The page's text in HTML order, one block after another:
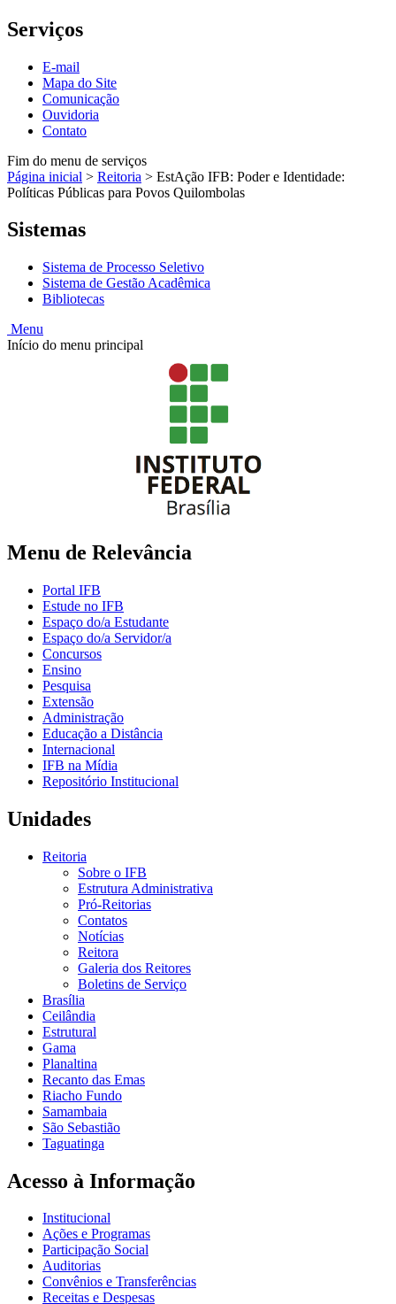
Serviços
E-mail
Mapa do Site
Comunicação
Ouvidoria
Contato
Fim do menu de serviços
Página inicial > Reitoria > EstAção IFB: Poder e Identidade:
Políticas Públicas para Povos Quilombolas
Sistemas
Sistema de Processo Seletivo
Sistema de Gestão Acadêmica
Bibliotecas
Menu
Início do menu principal
Menu de Relevância
Portal IFB
Estude no IFB
Espaço do/a Estudante
Espaço do/a Servidor/a
Concursos
Ensino
Pesquisa
Extensão
Administração
Educação a Distância
Internacional
IFB na Mídia
Repositório Institucional
Unidades
Reitoria
Sobre o IFB
Estrutura Administrativa
Pró-Reitorias
Contatos
Notícias
Reitora
Galeria dos Reitores
Boletins de Serviço
Brasília
Ceilândia
Estrutural
Gama
Planaltina
Recanto das Emas
Riacho Fundo
Samambaia
São Sebastião
Taguatinga
Acesso à Informação
Institucional
Ações e Programas
Participação Social
Auditorias
Convênios e Transferências
Receitas e Despesas